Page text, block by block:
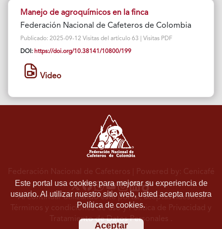
Manejo de agroquímicos en la finca
Federación Nacional de Cafeteros de Colombia
Publicado: 2025-09-12 Visitas del artículo 63 | Visitas PDF
DOI: https://doi.org/10.38141/10800/199
Video
Este portal usa cookies para mejorar su experiencia de
usuario. Al utilizar nuestro sitio web, usted acepta nuestra
Política de cookies.
Aceptar
Federación Nacional de Cafeteros | Powered by: Cenicafé
Al continuar utilizando este portal, aceptas nuestros
Términos y condiciones de usoyPolítica de Privacidad y
Tratamiento de Datos Personales